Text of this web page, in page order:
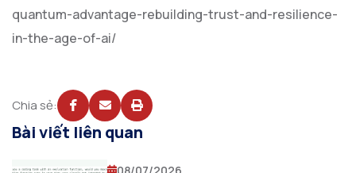
quantum-advantage-rebuilding-trust-and-resilience-
in-the-age-of-ai/
Chia sẻ:
Bài viết liên quan
08/07/2026